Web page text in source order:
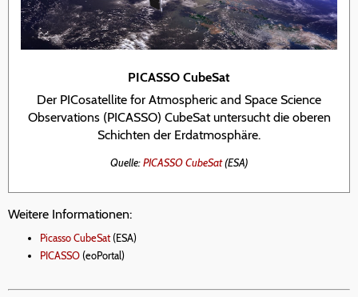
PICASSO CubeSat
Der PICosatellite for Atmospheric and Space Science
Observations (PICASSO) CubeSat untersucht die oberen
Schichten der Erdatmosphäre.
Quelle:PICASSO CubeSat(ESA)
Weitere Informationen:
Picasso CubeSat(ESA)
PICASSO (eoPortal)